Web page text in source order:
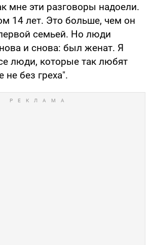
мне эти разговоры надоели.
14 лет. Это больше, чем он
семьей. Но люди
и снова: был женат. Я
люди, которые так любят
не без греха".